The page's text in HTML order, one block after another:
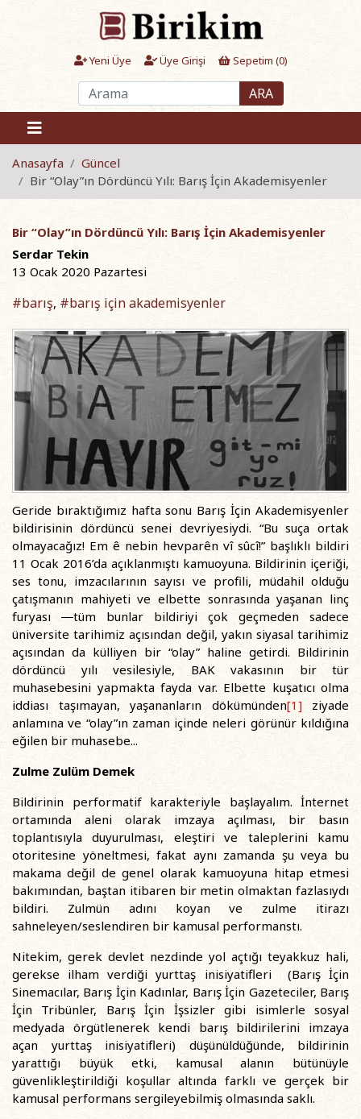
Yeni Üye Üye Girişi Sepetim (0)
ARA
Anasayfa
Güncel
Bir “Olay”ın Dördüncü Yılı: Barış İçin Akademisyenler
Bir “Olay”ın Dördüncü Yılı: Barış İçin Akademisyenler
Serdar Tekin
13 Ocak 2020 Pazartesi
#barış, #barış için akademisyenler
Geride bıraktığımız hafta sonu Barış İçin Akademisyenler
bildirisinin dördüncü senei devriyesiydi. “Bu suça ortak
olmayacağız! Em ê nebin hevparên vî sûcî!” başlıklı bildiri
11 Ocak 2016’da açıklanmıştı kamuoyuna. Bildirinin içeriği,
ses tonu, imzacılarının sayısı ve profili, müdahil olduğu
çatışmanın mahiyeti ve elbette sonrasında yaşanan linç
furyası ―tüm bunlar bildiriyi çok geçmeden sadece
üniversite tarihimiz açısından değil, yakın siyasal tarihimiz
açısından da külliyen bir “olay” haline getirdi. Bildirinin
dördüncü yılı vesilesiyle, BAK vakasının bir tür
muhasebesini yapmakta fayda var. Elbette kuşatıcı olma
iddiası taşımayan, yaşananların dökümünden[1]ziyade
anlamına ve “olay”ın zaman içinde neleri görünür kıldığına
eğilen bir muhasebe...
Zulme Zulüm Demek
Bildirinin performatif karakteriyle başlayalım. İnternet
ortamında aleni olarak imzaya açılması, bir basın
toplantısıyla duyurulması, eleştiri ve taleplerini kamu
otoritesine yöneltmesi, fakat aynı zamanda şu veya bu
makama değil de genel olarak kamuoyuna hitap etmesi
bakımından, baştan itibaren bir metin olmaktan fazlasıydı
bildiri. Zulmün adını koyan ve zulme itirazı
sahneleyen/seslendiren bir kamusal performanstı.
Nitekim, gerek devlet nezdinde yol açtığı teyakkuz hali,
gerekse ilham verdiği yurttaş inisiyatifleri (Barış İçin
Sinemacılar, Barış İçin Kadınlar, Barış İçin Gazeteciler, Barış
İçin Tribünler, Barış İçin İşsizler gibi isimlerle sosyal
medyada örgütlenerek kendi barış bildirilerini imzaya
açan yurttaş inisiyatifleri) düşünüldüğünde, bildirinin
yarattığı büyük etki, kamusal alanın bütünüyle
güvenlikleştirildiği koşullar altında farklı ve gerçek bir
kamusal performans sergileyebilmiş olmasında saklı.